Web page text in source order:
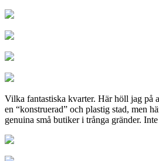
Vilka fantastiska kvarter. Här höll jag på
en “konstruerad” och plastig stad, men
genuina små butiker i trånga gränder.